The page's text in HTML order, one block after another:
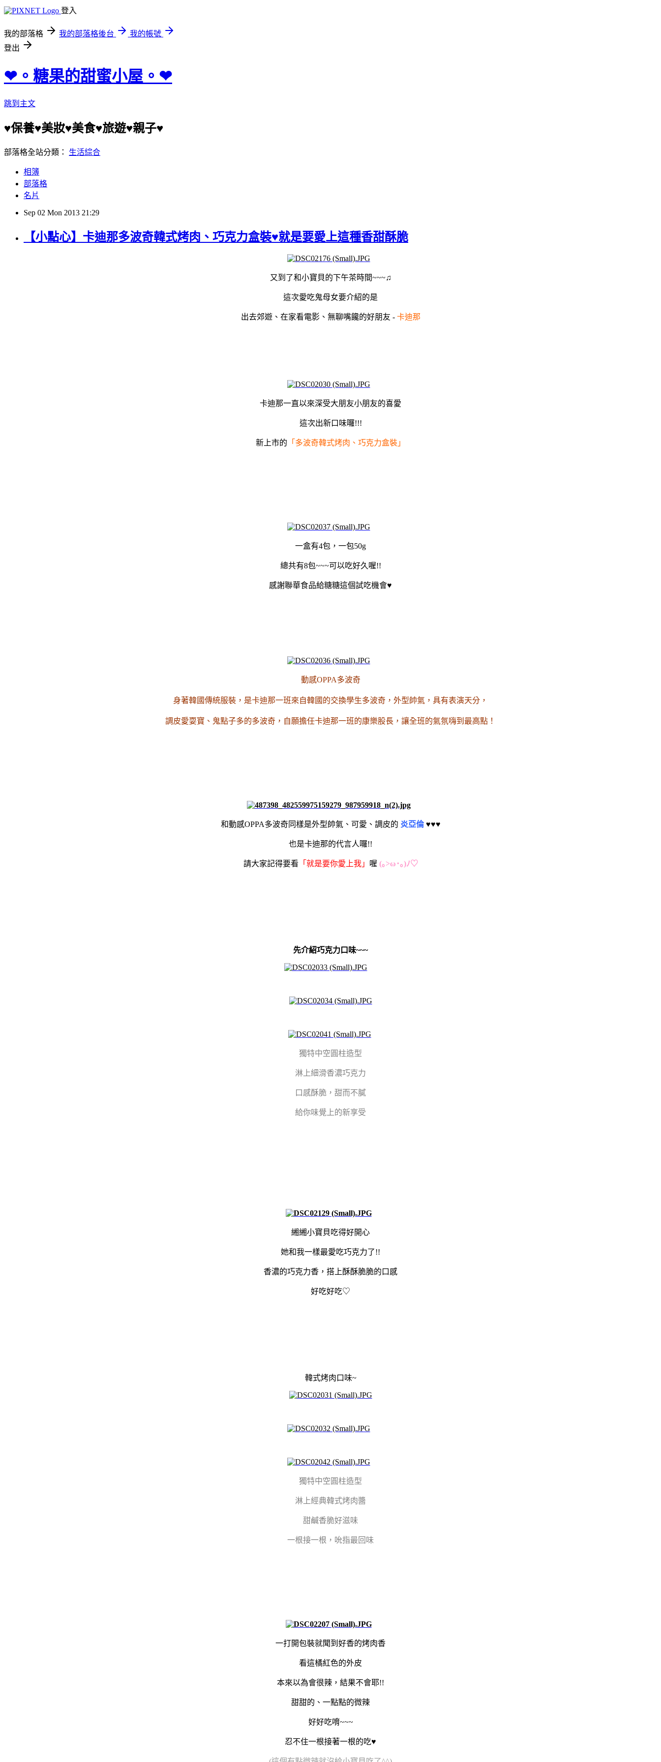
登入
我的部落格 我的部落格後台
我的帳號
登出
❤︎。糖果的甜蜜小屋。❤︎
跳到主文
♥保養♥美妝♥美食♥旅遊♥親子♥
部落格全站分類： 生活綜合
相簿
部落格
名片
Sep 02 Mon 2013 21:29
【小點心】卡迪那多波奇韓式烤肉、巧克力盒裝♥就是要愛上這種香甜酥脆
又到了和小寶貝的下午茶時間~~~♫
這次愛吃鬼母女要介紹的是
出去郊遊、在家看電影、無聊嘴饞的好朋友 -卡迪那
卡迪那一直以來深受大朋友小朋友的喜愛
這次出新口味囉!!!
新上市的 「 多波奇韓式烤肉、巧克力盒裝」
一盒有4包，一包50g
總共有8包~~~可以吃好久喔!!
感謝聯華食品給糖糖這個試吃機會♥
動感OPPA多波奇
​身著韓國傳統服裝，是卡迪那一班來自韓國的交換學生多波奇，外型帥氣，具有表演天分，
調皮愛耍寶、鬼點子多的多波奇，自願擔任卡迪那一班的康樂股長，讓全班的氣氛嗨到最高點！
和動感OPPA多波奇同樣是外型帥氣、可愛、調皮的 炎亞倫 ♥♥♥
也是卡迪那的代言人囉!!
請大家記得要看 「就是要你愛上我」 喔(｡>ω･｡)ﾉ♡
先介紹巧克力口味~~~
獨特中空圓柱造型
淋上細滑香濃巧克力
口感酥脆，甜而不膩
給你味覺上的新享受
緗緗小寶貝吃得好開心
她和我一樣最愛吃巧克力了!!
香濃的巧克力香，搭上酥酥脆脆的口感
好吃好吃♡
韓式烤肉口味~
獨特中空圓柱造型
淋上經典韓式烤肉醬
甜鹹香脆好滋味
一根接一根，吮指最回味
一打開包裝就聞到好香的烤肉香
看這橘紅色的外皮
本來以為會很辣，結果不會耶!!
甜甜的、一點點的微辣
好好吃唷~~~
忍不住一根接著一根的吃♥